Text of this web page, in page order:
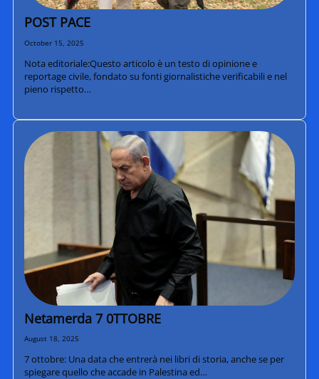
POST PACE
October 15, 2025
Nota editoriale:Questo articolo è un testo di opinione e
reportage civile, fondato su fonti giornalistiche verificabili e nel
pieno rispetto…
Netamerda 7 0TTOBRE
August 18, 2025
7 ottobre: Una data che entrerà nei libri di storia, anche se per
spiegare quello che accade in Palestina ed…